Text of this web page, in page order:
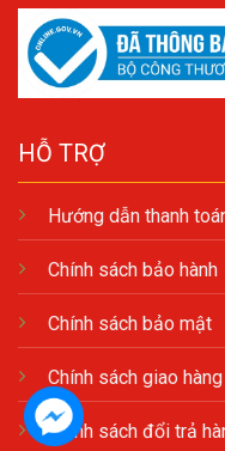
HỖ TRỢ
Hướng dẫn thanh
Chính sách bảo hành
Chính sách bảo mật
Chính sách giao hàng
Chính sách đổi trả